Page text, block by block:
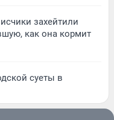
захейтили
как она кормит
суеты в